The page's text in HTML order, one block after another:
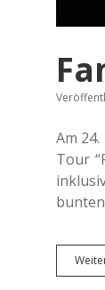
Am
Tour